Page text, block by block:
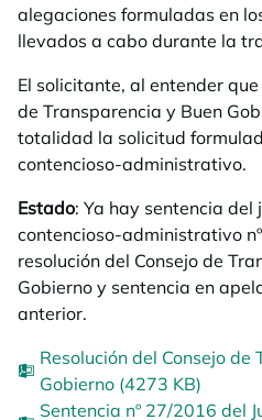
alegaciones formuladas en
llevados a cabo durante la
El solicitante, al entender
de Transparencia y Buen
totalidad la solicitud
contencioso-administrativo.
Estado: Ya hay sentencia del
contencioso-administrativo
resolución del Consejo de
Gobierno y sentencia en
anterior.
Resolución del Consejo
Gobierno (4273 KB)
Sentencia nº 27/2016 del